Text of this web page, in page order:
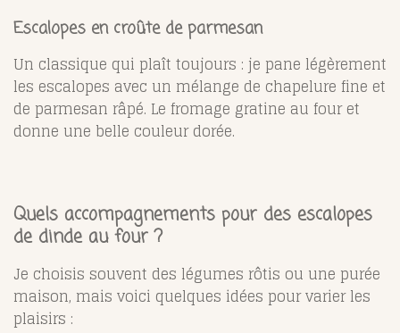
Escalopes en croûte de parmesan
Un classique qui plaît toujours : je pane légèrement
les escalopes avec un mélange de chapelure fine et
de parmesan râpé. Le fromage gratine au four et
donne une belle couleur dorée.
Quels accompagnements pour des escalopes
de dinde au four ?
Je choisis souvent des légumes rôtis ou une purée
maison, mais voici quelques idées pour varier les
plaisirs :